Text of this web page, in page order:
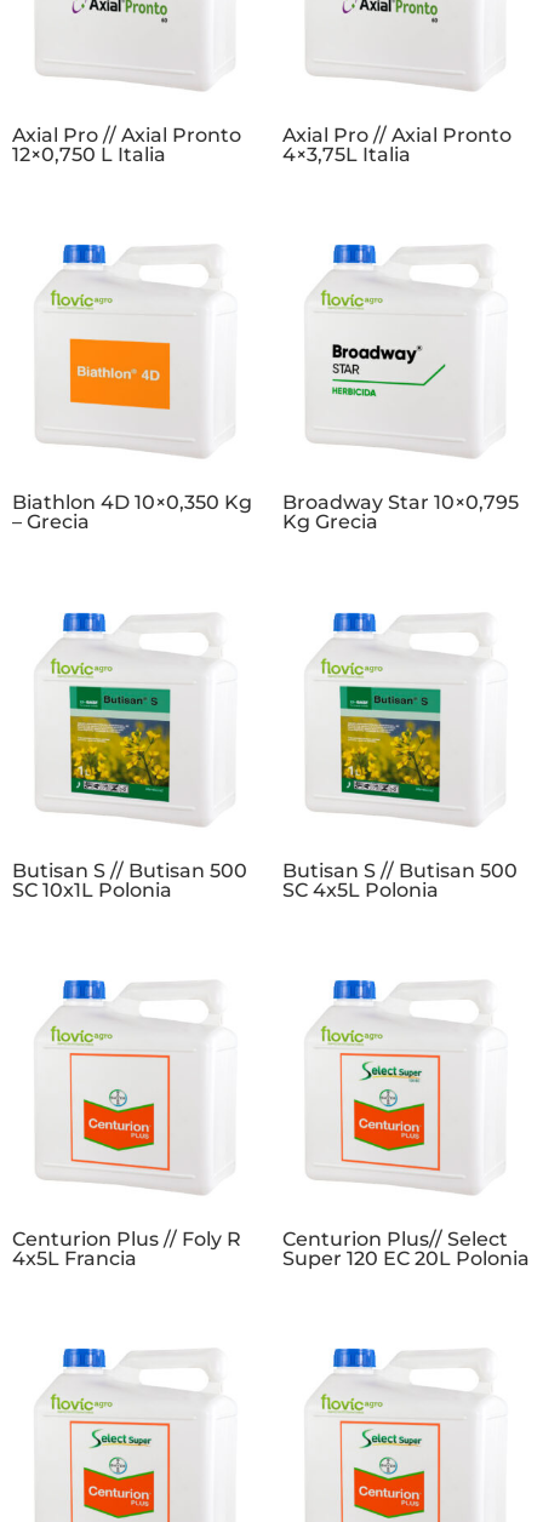
Axial Pro // Axial Pronto
12×0,750 L Italia
Axial Pro // Axial Pronto
4×3,75L Italia
Biathlon 4D 10×0,350 Kg
– Grecia
Broadway Star 10×0,795
Kg Grecia
Butisan S // Butisan 500
SC 10x1L Polonia
Butisan S // Butisan 500
SC 4x5L Polonia
Centurion Plus // Foly R
4x5L Francia
Centurion Plus// Select
Super 120 EC 20L Polonia